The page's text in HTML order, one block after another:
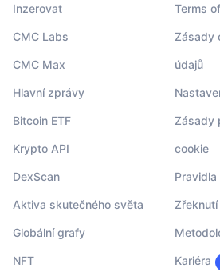
Inzerovat
CMC Labs
CMC Max
Hlavní zprávy
Bitcoin ETF
Krypto API
DexScan
Aktiva skutečného světa
Globální grafy
NFT
Terms
Zásady
údajů
Zásady
cookie
Pravidla
Kariéra